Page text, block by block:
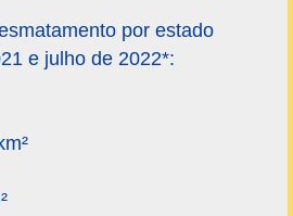
por estado
e julho de 2022*: